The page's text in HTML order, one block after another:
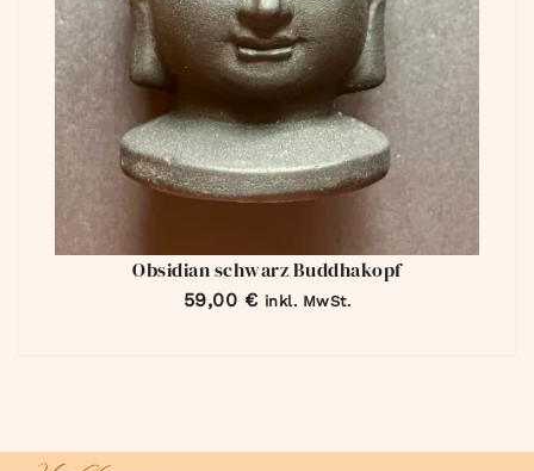
Obsidian schwarz Buddhakopf
59,00 € inkl. MwSt.